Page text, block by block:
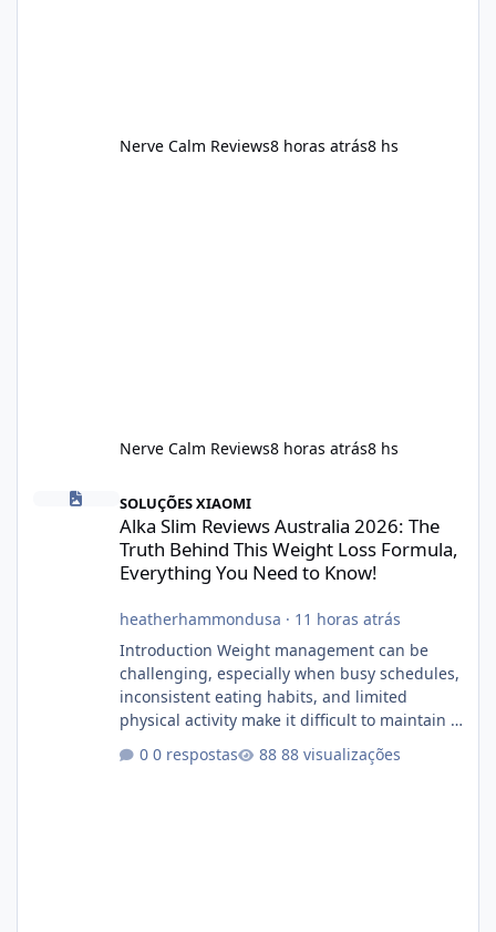
Nerve Calm Reviews8 horas atrás8 hs
Nerve Calm Reviews8 horas atrás8 hs
Alka Slim Reviews Australia 2026: The Truth Behind This
SOLUÇÕES XIAOMI
Alka Slim Reviews Australia 2026: The
Truth Behind This Weight Loss Formula,
Everything You Need to Know!
heatherhammondusa · 11 horas atrás
Introduction Weight management can be
challenging, especially when busy schedules,
inconsistent eating habits, and limited
physical activity make it difficult to maintain a
healthy routine. As a result, many people look
for dietary supplements that may
0 respostas 88 visualizações